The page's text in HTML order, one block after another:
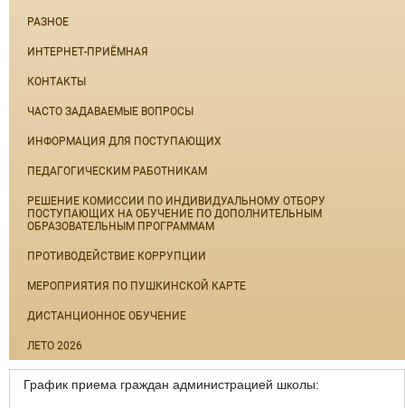
РАЗНОЕ
ИНТЕРНЕТ-ПРИЁМНАЯ
КОНТАКТЫ
ЧАСТО ЗАДАВАЕМЫЕ ВОПРОСЫ
ИНФОРМАЦИЯ ДЛЯ ПОСТУПАЮЩИХ
ПЕДАГОГИЧЕСКИМ РАБОТНИКАМ
РЕШЕНИЕ КОМИССИИ ПО ИНДИВИДУАЛЬНОМУ ОТБОРУ
ПОСТУПАЮЩИХ НА ОБУЧЕНИЕ ПО ДОПОЛНИТЕЛЬНЫМ
ОБРАЗОВАТЕЛЬНЫМ ПРОГРАММАМ
ПРОТИВОДЕЙСТВИЕ КОРРУПЦИИ
МЕРОПРИЯТИЯ ПО ПУШКИНСКОЙ КАРТЕ
ДИСТАНЦИОННОЕ ОБУЧЕНИЕ
ЛЕТО 2026
График приема граждан администрацией школы: